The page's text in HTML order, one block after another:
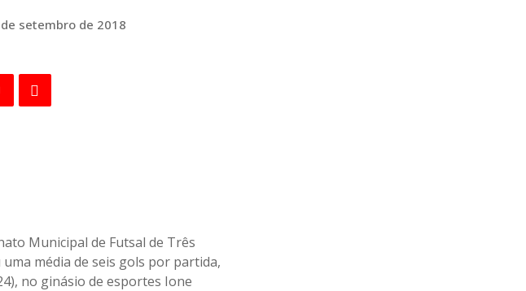
setembro de 2018
Municipal de Futsal de Três
média de seis gols por partida,
no ginásio de esportes Ione